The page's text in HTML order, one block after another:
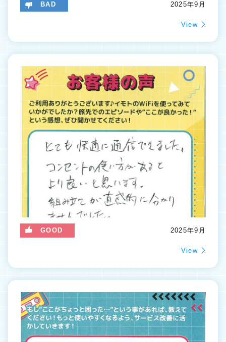
BAD 2025年9月
View
GOOD 2025年9月
View